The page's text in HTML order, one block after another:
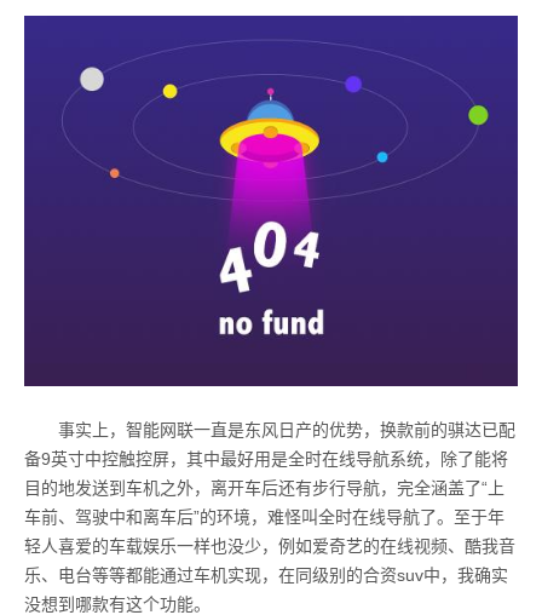
事实上，智能网联一直是东风日产的优势，换款前的骐达已配
备9英寸中控触控屏，其中最好用是全时在线导航系统，除了能将
目的地发送到车机之外，离开车后还有步行导航，完全涵盖了“上
车前、驾驶中和离车后”的环境，难怪叫全时在线导航了。至于年
轻人喜爱的车载娱乐一样也没少，例如爱奇艺的在线视频、酷我音
乐、电台等等都能通过车机实现，在同级别的合资suv中，我确实
没想到哪款有这个功能。